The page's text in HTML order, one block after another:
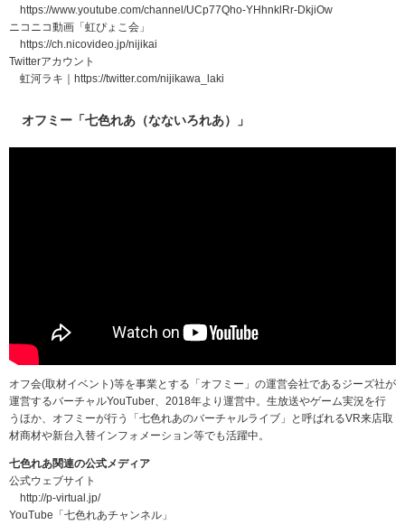
https://www.youtube.com/channel/UCp77Qho-YHhnklRr-DkjiOw
ニコニコ動画「虹ぴょこ会」
https://ch.nicovideo.jp/nijikai
Twitterアカウント
虹河ラキ｜https://twitter.com/nijikawa_laki
オフミー「七色れあ（なないろれあ）」
オフ会(取材イベント)等を事業とする「オフミー」の運営会社であるジーズ社が
運営するバーチャルYouTuber、2018年より運営中。生放送やゲーム実況を行
うほか、オフミーが行う「七色れあのバーチャルライブ」と呼ばれるVR来店取
材商材や新台入替インフォメーション等でも活躍中。
七色れあ関連の公式メディア
公式ウェブサイト
http://p-virtual.jp/
YouTube「七色れあチャンネル」